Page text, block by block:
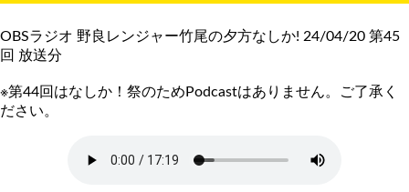
OBSラジオ 野良レンジャー竹尾の夕方なしか! 24/04/20 第45
回 放送分
※第44回はなしか！祭のためPodcastはありません。ご了承く
ださい。